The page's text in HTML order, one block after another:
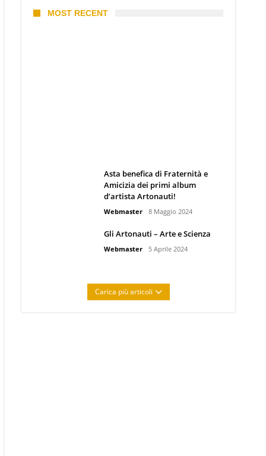
MOST RECENT
Asta benefica di Fraternità e
Amicizia dei primi album
d’artista Artonauti!
Webmaster 8 Maggio 2024
Gli Artonauti – Arte e Scienza
Webmaster 5 Aprile 2024
Carica più articoli